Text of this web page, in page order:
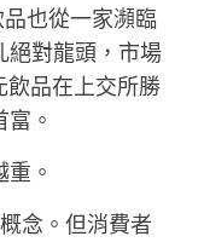
也從一家瀕臨
絕對龍頭，市場
飲品在上交所勝
。
。
念。但消費者